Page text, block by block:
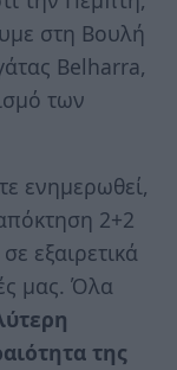
στη Βουλή
Belharra,
των
ενημερωθεί,
2+2
εξαιρετικά
μας. Όλα
της